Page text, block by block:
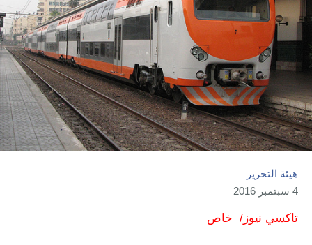
هيئة التحرير
4 سبتمبر 2016
تاكسي نيوز/ خاص